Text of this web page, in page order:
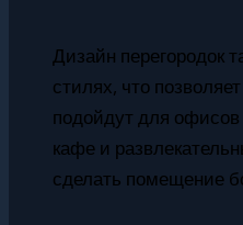
Дизайн перегородок
стилях, что
подойдут для
кафе и
сделать помещение